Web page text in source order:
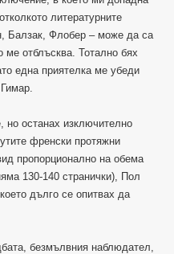
литературните
Балзак, Флобер – може да са
отблъсква. Тотално бях
една приятелка ме убеди
но останах изключително
френски протяжни
пропорционално на обема
130-140 странички), Пол
дълго се опитвах да
безмълвния наблюдател,